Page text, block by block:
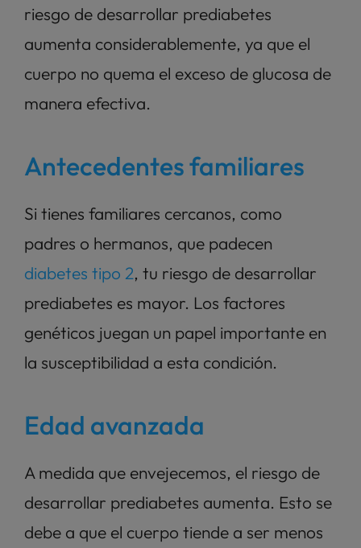
riesgo de desarrollar prediabetes
aumenta considerablemente, ya que el
cuerpo no quema el exceso de glucosa de
manera efectiva.
Antecedentes familiares
Si tienes familiares cercanos, como
diabetes tipo 2, tu riesgo de desarrollar
prediabetes es mayor. Los factores
genéticos juegan un papel importante en
la susceptibilidad a esta condición.
Edad avanzada
A medida que envejecemos, el riesgo de
desarrollar prediabetes aumenta. Esto se
debe a que el cuerpo tiende a ser menos